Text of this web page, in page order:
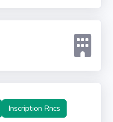
Inscription Rncs